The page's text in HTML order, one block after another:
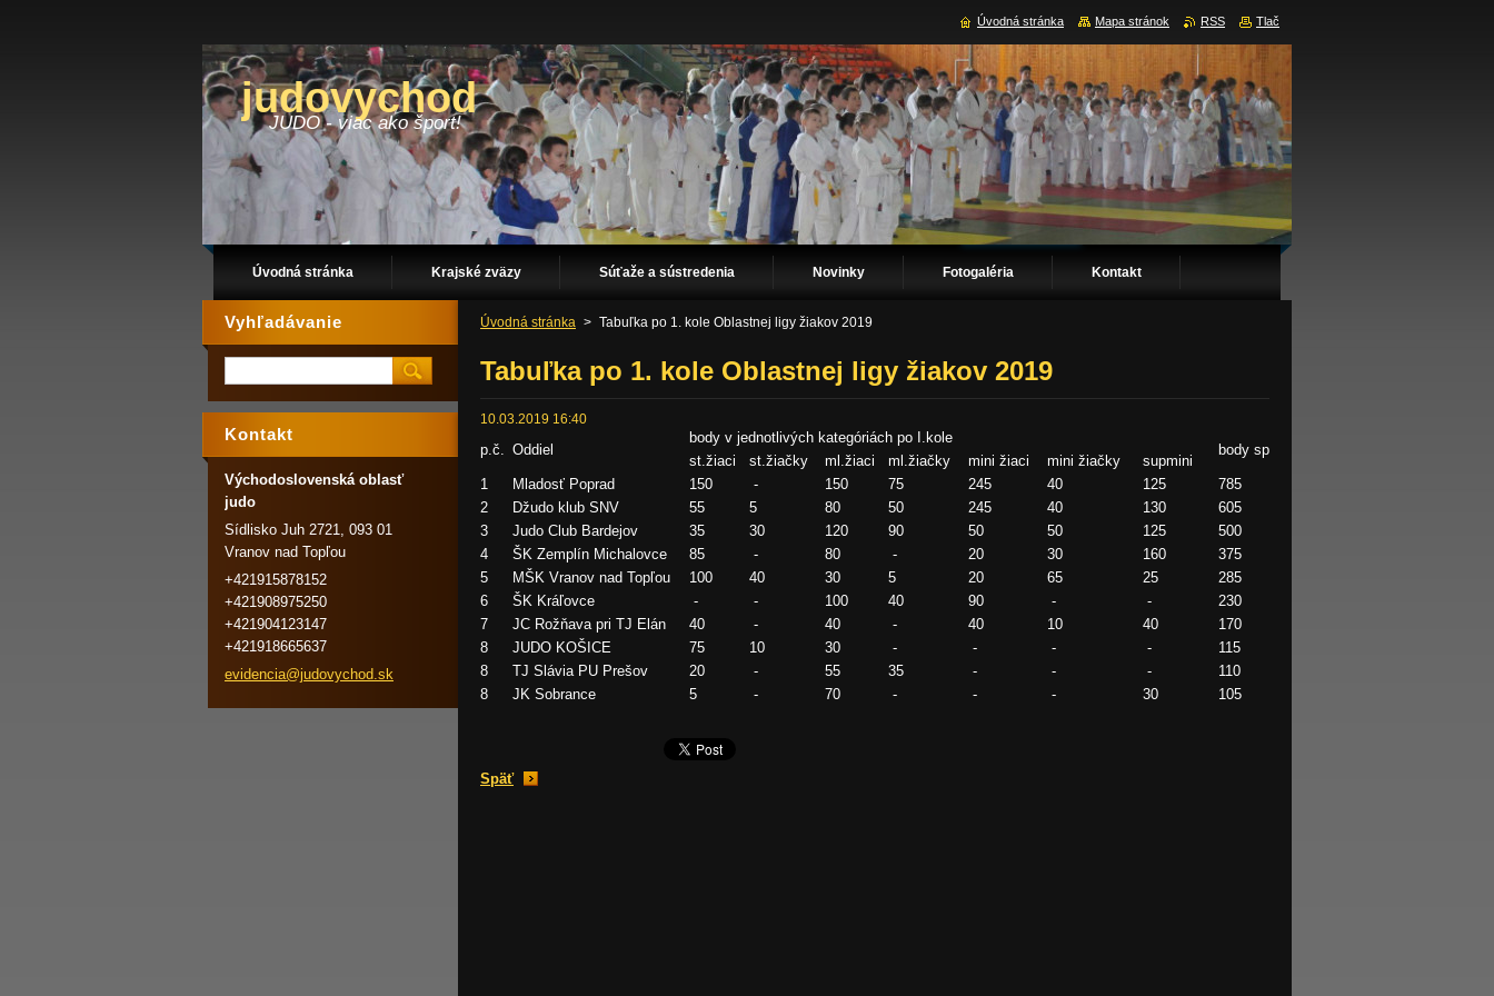
judovychod
JUDO - viac ako šport!
Úvodná stránka Krajské zväzy Súťaže a sústredenia Novinky Fotogaléria Kontakt
Úvodná stránka > Tabuľka po 1. kole Oblastnej ligy žiakov 2019
Tabuľka po 1. kole Oblastnej ligy žiakov 2019
10.03.2019 16:40
p.č. Oddiel
body v jednotlivých kategóriách po I.kole
body spolu
st.žiaci st.žiačky ml.žiaci ml.žiačky mini žiaci mini žiačky
supmini
1
Mladosť Poprad 150 - 150 75 245 40 125
785
2
Džudo klub SNV 55 5 80 50 245 40 130
605
3
Judo Club Bardejov 35 30 120 90 50 50 125
500
4
ŠK Zemplín Michalovce 85 - 80 - 20 30 160
375
5
MŠK Vranov nad Topľou 100 40 30 5 20 65 25
285
6
ŠK Kráľovce - - 100 40 90 - -
230
7
JC Rožňava pri TJ Elán 40 - 40 - 40 10 40
170
8
JUDO KOŠICE 75 10 30 - - - -
115
8
TJ Slávia PU Prešov 20 - 55 35 - - -
110
8
JK Sobrance 5 - 70 - - - 30 105
Späť
Vyhľadávanie
Kontakt
Východoslovenská oblasť
judo
Sídlisko Juh 2721, 093 01
Vranov nad Topľou
+421915878152
+421908975250
+421904123147
+421918665637
evidencia@judovychod.sk
Úvodná stránka Mapa stránok RSS Tlač